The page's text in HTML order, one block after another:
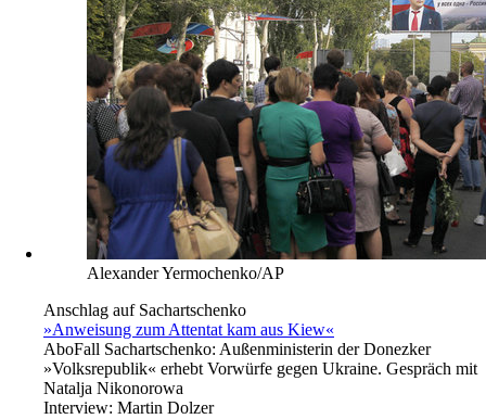
Alexander Yermochenko/AP
Anschlag auf Sachartschenko
»Anweisung zum Attentat kam aus Kiew«
AboFall Sachartschenko: Außenministerin der Donezker
»Volksrepublik« erhebt Vorwürfe gegen Ukraine. Gespräch mit
Natalja Nikonorowa
Interview: Martin Dolzer